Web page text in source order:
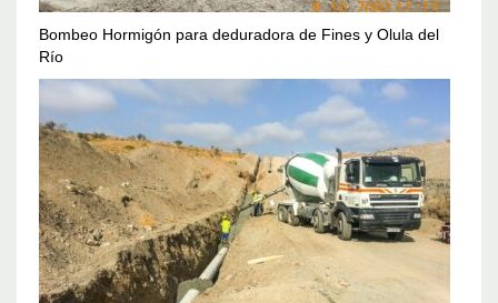
Bombeo Hormigón para deduradora de Fines y Olula del
Río